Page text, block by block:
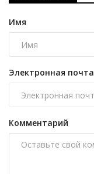
Имя
Электронная почта
Комментарий